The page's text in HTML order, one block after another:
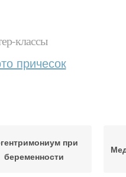
классы
причесок
при
беременности